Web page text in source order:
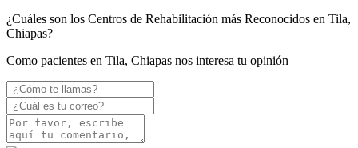
¿Cuáles son los Centros de Rehabilitación más Reconocidos en Tila,
Chiapas?
Como pacientes en Tila, Chiapas nos interesa tu opinión